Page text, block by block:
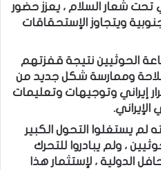
شعار السلام ، يعزز حضور
ويتجاوز الإستحقاقات
الحوثيين نتيجة قفزتهم
الملاحة وممارسة شكل جديد من
إيراني وتوجيهات وتعليمات
لم يستغلوا التحول الكبير
، ولم يبادروا للتحرك
الدولية ، لإستثمار هذا